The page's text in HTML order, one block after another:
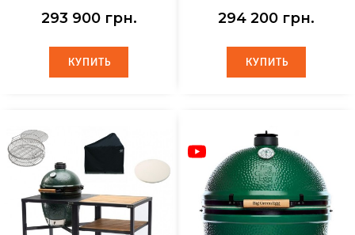
293 900 грн.
КУПИТЬ
КУПИТЬ
294 200 грн.
КУПИТЬ
КУПИТЬ